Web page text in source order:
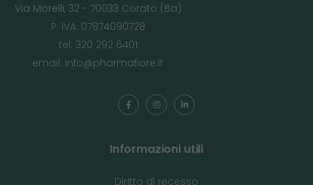
Via Morelli, 32 - 70033 Corato (Ba)
P. IVA: 07874090728
tel: 320 292 6401
email: info@pharmafiore.it
Informazioni utili
Diritto di recesso